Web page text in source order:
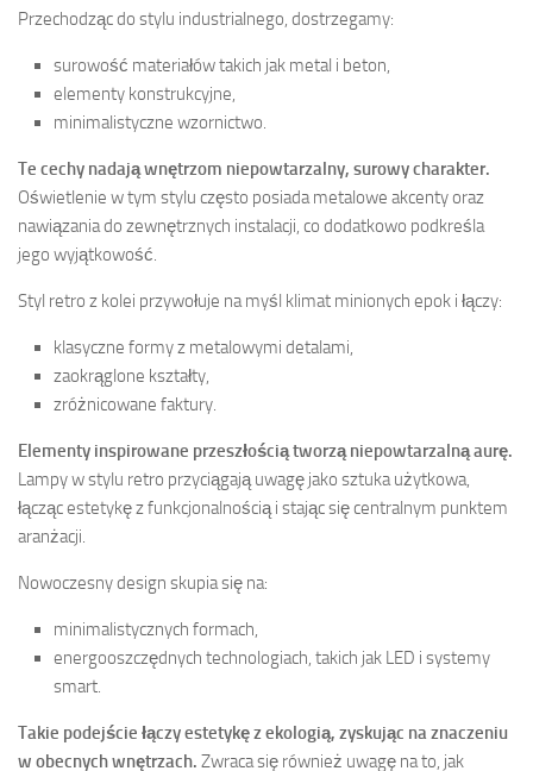
Przechodząc do stylu industrialnego, dostrzegamy:
surowość materiałów takich jak metal i beton,
elementy konstrukcyjne,
minimalistyczne wzornictwo.
Te cechy nadają wnętrzom niepowtarzalny, surowy charakter.
Oświetlenie w tym stylu często posiada metalowe akcenty oraz
nawiązania do zewnętrznych instalacji, co dodatkowo podkreśla
jego wyjątkowość.
Styl retro z kolei przywołuje na myśl klimat minionych epok i łączy:
klasyczne formy z metalowymi detalami,
zaokrąglone kształty,
zróżnicowane faktury.
Elementy inspirowane przeszłością tworzą niepowtarzalną aurę.
Lampy w stylu retro przyciągają uwagę jako sztuka użytkowa,
łącząc estetykę z funkcjonalnością i stając się centralnym punktem
aranżacji.
Nowoczesny design skupia się na:
minimalistycznych formach,
energooszczędnych technologiach, takich jak LED i systemy
smart.
Takie podejście łączy estetykę z ekologią, zyskując na znaczeniu
w obecnych wnętrzach. Zwraca się również uwagę na to, jak